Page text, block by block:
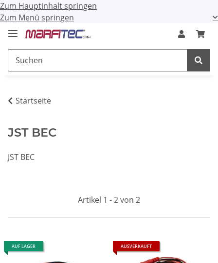
Zum Hauptinhalt springen
Zum Menü springen
Startseite
JST BEC
JST BEC
Artikel 1 - 2 von 2
AUF LAGER AUSVERKAUFT